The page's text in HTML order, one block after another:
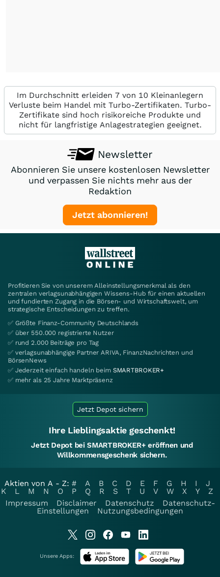
Im Durchschnitt erleiden 7 von 10 Kleinanlegern
Verluste beim Handel mit Turbo-Zertifikaten. Turbo-
Zertifikate sind hoch risikoreiche Produkte und
nicht für langfristige Anlagestrategien geeignet.
Newsletter
Abonnieren Sie unsere kostenlosen Newsletter
und verpassen Sie nichts mehr aus der
Redaktion
Jetzt abonnieren!
Profitieren Sie von unserem Alleinstellungsmerkmal als den
zentralen verlagsunabhängigen Wissens-Hub für einen aktuellen
und fundierten Zugang in die Börsen- und Wirtschaftswelt, um
strategische Entscheidungen zu treffen.
✅ Größte Finanz-Community Deutschlands
✅ über 550.000 registrierte Nutzer
✅ rund 2.000 Beiträge pro Tag
✅ verlagsunabhängige Partner ARIVA, FinanzNachrichten und
BörsenNews
✅ Jederzeit einfach handeln beim SMARTBROKER+
✅ mehr als 25 Jahre Marktpräsenz
Jetzt Depot sichern
Ihre Lieblingsaktie geschenkt!
Jetzt Depot bei SMARTBROKER+ eröffnen und
Willkommensgeschenk sichern.
Aktien von A - Z: # A B C D E F G H I
J
K
L M N O P Q R S T U V W X Y
Z
Impressum
Disclaimer Datenschutz
Datenschutz-
Einstellungen
Nutzungsbedingungen
Unsere Apps: